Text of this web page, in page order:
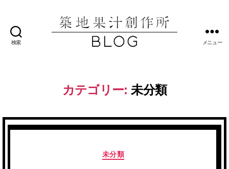
検索
所
ブ
グ
メニュー
カテゴリー: 未分類
カ
未分類